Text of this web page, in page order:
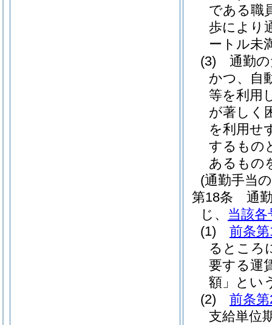
である職
歩により
ートル未
(3)
通勤
かつ、自
等を利用
が著しく
を利用せ
するもの
あるもの
(通勤手当
第18条
通
じ、 当該各
(1)
前条
るところ
要する運
額」とい
(2)
前条
支給単位